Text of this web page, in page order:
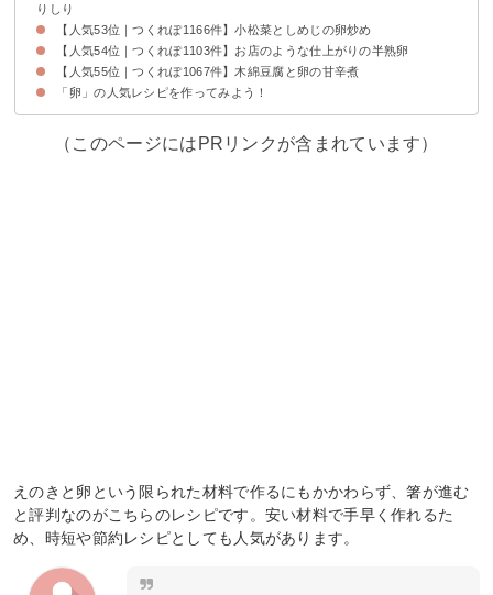
りしり
【人気53位｜つくれぽ1166件】小松菜としめじの卵炒め
【人気54位｜つくれぽ1103件】お店のような仕上がりの半熟卵
【人気55位｜つくれぽ1067件】木綿豆腐と卵の甘辛煮
「卵」の人気レシピを作ってみよう！
（このページにはPRリンクが含まれています）
えのきと卵という限られた材料で作るにもかかわらず、箸が進む
と評判なのがこちらのレシピです。安い材料で手早く作れるた
め、時短や節約レシピとしても人気があります。